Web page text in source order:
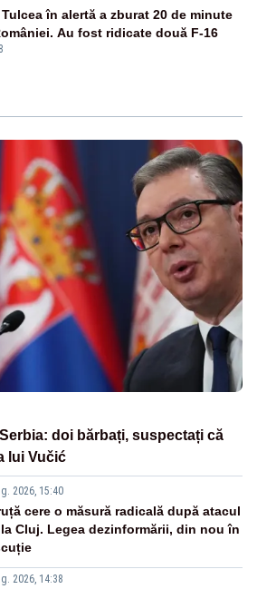
în alertă a zburat 20 de minute
Au fost ridicate două F-16
doi bărbați, suspectați că
lui Vučić
2026, 15:40
cere o măsură radicală după atacul
Cluj. Legea dezinformării, din nou în
2026, 14:38